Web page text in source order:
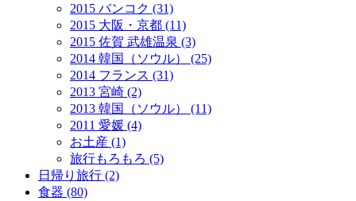
2015 バンコク (31)
2015 大阪・京都 (11)
2015 佐賀 武雄温泉 (3)
2014 韓国（ソウル） (25)
2014 フランス (31)
2013 宮崎 (2)
2013 韓国（ソウル） (11)
2011 愛媛 (4)
お土産 (1)
旅行もろもろ (5)
日帰り旅行 (2)
食器 (80)